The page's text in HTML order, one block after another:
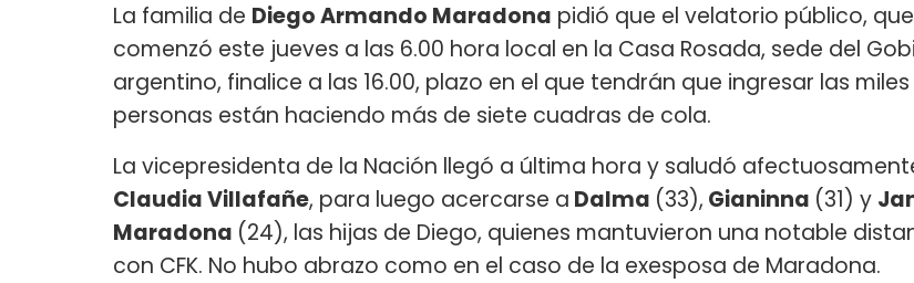
La familia de Diego Armando Maradona pidió que el velatorio público, que
comenzó este jueves a las 6.00 hora local en la Casa Rosada, sede del
argentino, finalice a las 16.00, plazo en el que tendrán que ingresar las
personas están haciendo más de siete cuadras de cola.
La vicepresidenta de la Nación llegó a última hora y saludó
Claudia Villafañe, para luego acercarse a Dalma (33), Gianinna (31) y
Maradona (24), las hijas de Diego, quienes mantuvieron una notable
con CFK. No hubo abrazo como en el caso de la exesposa de Maradona.